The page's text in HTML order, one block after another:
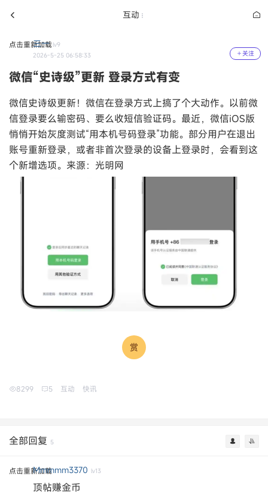
互动
点击重新加载
三一 lv9
2026-5-25 06:58:33
关注
微信“史诗级”更新 登录方式有变
微信史诗级更新！微信在登录方式上搞了个大动作。以前微
信登录要么输密码、要么收短信验证码。最近，微信iOS版
悄悄开始灰度测试“用本机号码登录”功能。部分用户在退出
账号重新登录，或者非首次登录的设备上登录时，会看到这
个新增选项。‌‌来源：光明网
8299 5 互动 快讯
全部回复 5
点击重新加载Mmmmm3370 lv13
顶帖赚金币